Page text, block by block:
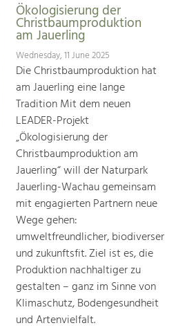
Ökologisierung der
Christbaumproduktion
am Jauerling
Wednesday, 11 June 2025
Die Christbaumproduktion hat
am Jauerling eine lange
Tradition Mit dem neuen
LEADER-Projekt
„Ökologisierung der
Christbaumproduktion am
Jauerling“ will der Naturpark
Jauerling-Wachau gemeinsam
mit engagierten Partnern neue
Wege gehen:
umweltfreundlicher, biodiverser
und zukunftsfit. Ziel ist es, die
Produktion nachhaltiger zu
gestalten – ganz im Sinne von
Klimaschutz, Bodengesundheit
und Artenvielfalt.